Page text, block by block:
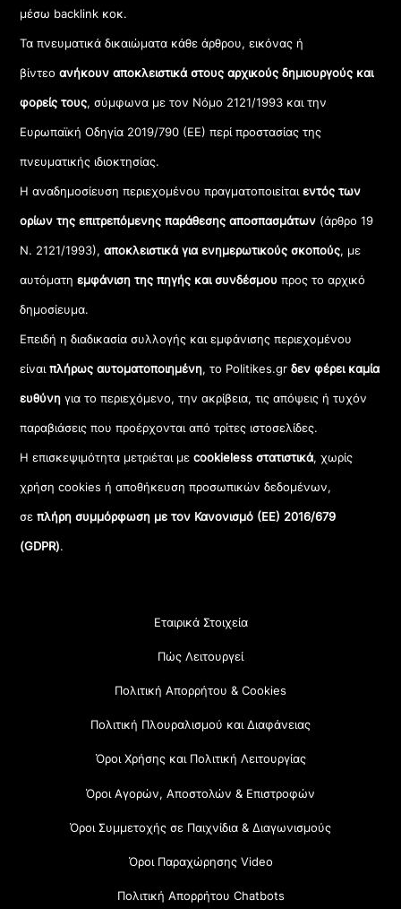
μέσω backlink κοκ.
Τα πνευματικά δικαιώματα κάθε άρθρου, εικόνας ή
βίντεοανήκουν αποκλειστικά στους αρχικούς δημιουργούς και
φορείς τους, σύμφωνα με τον Νόμο 2121/1993 και την
Ευρωπαϊκή Οδηγία 2019/790 (ΕΕ) περί προστασίας της
πνευματικής ιδιοκτησίας.
Η αναδημοσίευση περιεχομένου πραγματοποιείταιεντός των
ορίων της επιτρεπόμενης παράθεσης αποσπασμάτων (άρθρο 19
Ν. 2121/1993), αποκλειστικά για ενημερωτικούς σκοπούς, με
αυτόματηεμφάνιση της πηγής και συνδέσμου προς το αρχικό
δημοσίευμα.
Επειδή η διαδικασία συλλογής και εμφάνισης περιεχομένου
είναιπλήρως αυτοματοποιημένη, το Politikes.grδεν φέρει καμία
ευθύνη για το περιεχόμενο, την ακρίβεια, τις απόψεις ή τυχόν
παραβιάσεις που προέρχονται από τρίτες ιστοσελίδες.
Η επισκεψιμότητα μετριέται μεcookieless στατιστικά, χωρίς
χρήση cookies ή αποθήκευση προσωπικών δεδομένων,
σεπλήρη συμμόρφωση με τον Κανονισμό (ΕΕ) 2016/679
(GDPR).
Εταιρικά Στοιχεία
Πώς Λειτουργεί
Πολιτική Απορρήτου & Cookies
Πολιτική Πλουραλισμού και Διαφάνειας
Όροι Χρήσης και Πολιτική Λειτουργίας
Όροι Αγορών, Αποστολών & Επιστροφών
Όροι Συμμετοχής σε Παιχνίδια & Διαγωνισμούς
Όροι Παραχώρησης Video
Πολιτική Απορρήτου Chatbots